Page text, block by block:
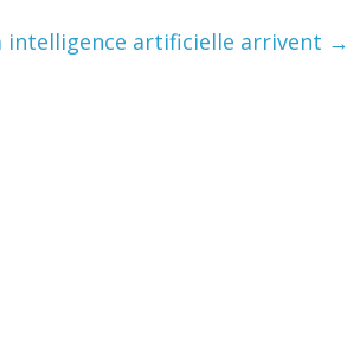
intelligence artificielle arrivent →